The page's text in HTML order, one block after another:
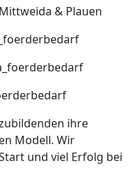
& Plauen
ihre
Modell. Wir
und viel Erfolg bei